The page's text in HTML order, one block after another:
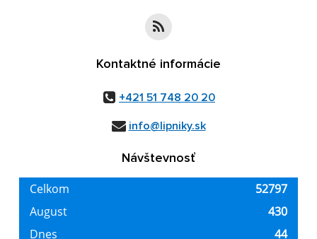
Kontaktné informácie
+421 51 748 20 20
info@lipniky.sk
Návštevnosť